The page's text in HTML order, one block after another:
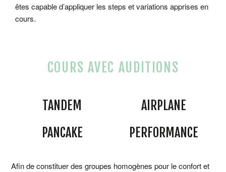
êtes capable d’appliquer les steps et variations apprises en
cours.
COURS AVEC AUDITIONS
TANDEM
AIRPLANE
PANCAKE
PERFORMANCE
Afin de constituer des groupes homogènes pour le confort et